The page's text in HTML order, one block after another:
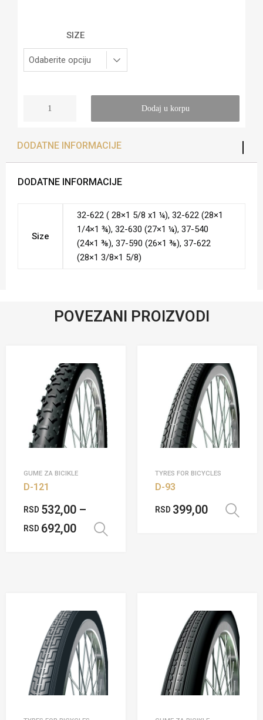
SIZE
Dodaj u korpu
DODATNE INFORMACIJE
DODATNE INFORMACIJE
Size
32-622 ( 28×1 5/8 x1 ¼), 32-622 (28×1
1/4×1 ¾), 32-630 (27×1 ¼), 37-540
(24×1 ⅜), 37-590 (26×1 ⅜), 37-622
(28×1 3/8×1 5/8)
POVEZANI PROIZVODI
GUME ZA BICIKLE
D-121
RSD 532,00 –
RSD 692,00
TYRES FOR BICYCLES
D-93
RSD 399,00